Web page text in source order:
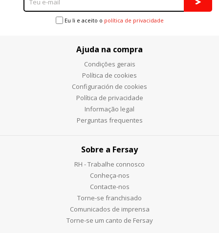
Eu li e aceito o política de privacidade
Ajuda na compra
Condições gerais
Política de cookies
Configuración de cookies
Política de privacidade
Informação legal
Perguntas frequentes
Sobre a Fersay
RH - Trabalhe connosco
Conheça-nos
Contacte-nos
Torne-se franchisado
Comunicados de imprensa
Torne-se um canto de Fersay